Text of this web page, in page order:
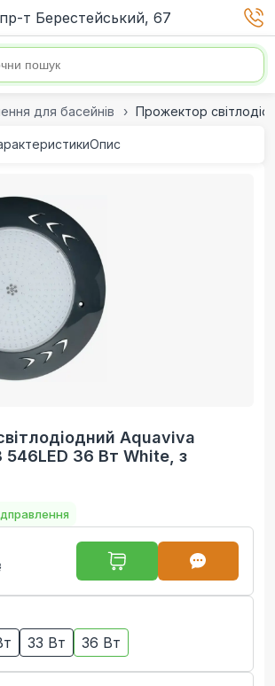
т Берестейський, 67
для басейнів Прожектор
Опис
Aquaviva
546LED 36 Вт White, з
33 Вт 36 Вт